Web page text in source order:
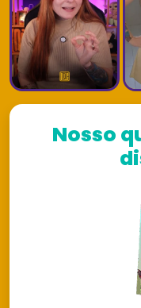
Nosso